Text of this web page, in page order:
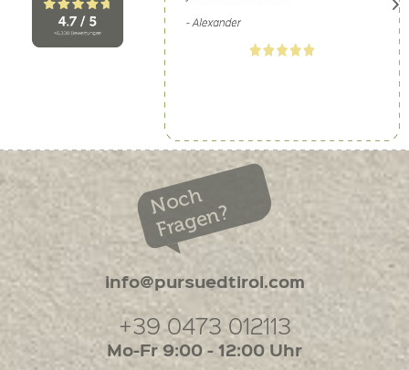
Noch
Fragen?
info@pursuedtirol.com
+39 0473 012113
Mo-Fr 9:00 - 12:00 Uhr